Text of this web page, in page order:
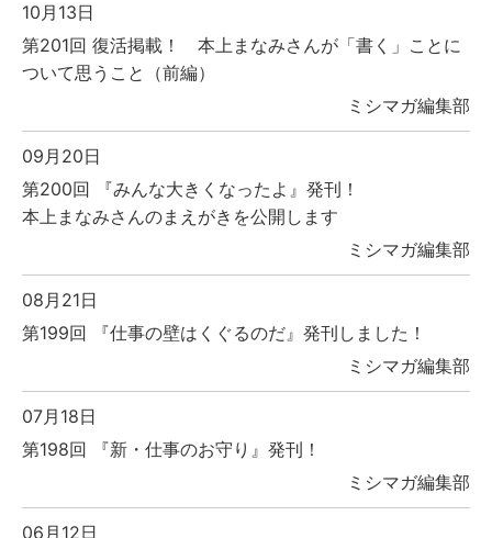
10月13日
第201回 復活掲載！ 本上まなみさんが「書く」ことに
ついて思うこと（前編）
ミシマガ編集部
09月20日
第200回 『みんな大きくなったよ』発刊！
本上まなみさんのまえがきを公開します
ミシマガ編集部
08月21日
第199回 『仕事の壁はくぐるのだ』発刊しました！
ミシマガ編集部
07月18日
第198回 『新・仕事のお守り』発刊！
ミシマガ編集部
06月12日